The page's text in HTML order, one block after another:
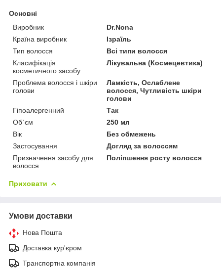
Основні
Виробник
Dr.Nona
Країна виробник
Ізраїль
Тип волосся
Всі типи волосся
Класифікація
косметичного засобу
Лікувальна (Космецевтика)
Проблема волосся і шкіри
голови
Ламкість, Ослаблене
волосся, Чутливість шкіри
голови
Гіпоалергенний
Так
Об`єм
250 мл
Вік
Без обмежень
Застосування
Догляд за волоссям
Призначення засобу для
волосся
Поліпшення росту волосся
Приховати
Умови доставки
Нова Пошта
Доставка кур'єром
Транспортна компанія